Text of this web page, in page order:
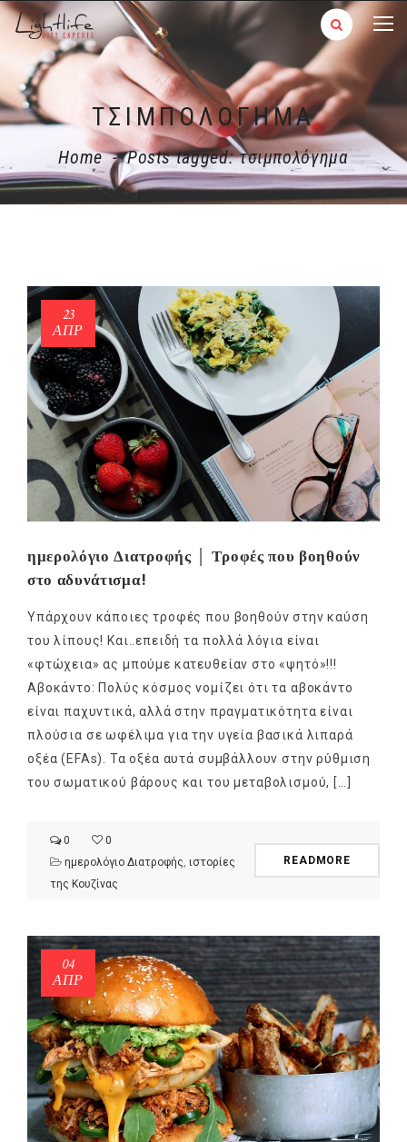
ΤΣΙΜΠΟΛΌΓΗΜΑ
Home - Posts tagged: τσιμπολόγημα
23
ΑΠΡ
ημερολόγιο Διατροφής │ Τροφές που βοηθούν
στο αδυνάτισμα!
Υπάρχουν κάποιες τροφές που βοηθούν στην καύση
του λίπους! Και..επειδή τα πολλά λόγια είναι
«φτώχεια» ας μπούμε κατευθείαν στο «ψητό»!!!
Αβοκάντο: Πολύς κόσμος νομίζει ότι τα αβοκάντο
είναι παχυντικά, αλλά στην πραγματικότητα είναι
πλούσια σε ωφέλιμα για την υγεία βασικά λιπαρά
οξέα (EFAs). Τα οξέα αυτά συμβάλλουν στην ρύθμιση
του σωματικού βάρους και του μεταβολισμού, […]
0
0
ημερολόγιο Διατροφής ιστορίες
της Κουζίνας
READMORE
04
ΑΠΡ